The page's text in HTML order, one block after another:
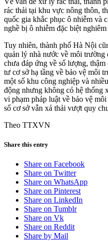
rác thải tại khu vực nông thôn,
quốc gia khắc phục ô nhiễm và
nghề bị ô nhiễm đặc biệt
Tuy nhiên, thành phố Hà Nội
quản lý nhà nước về môi trường
chưa đáp ứng về số lượng,
tư cơ sở hạ tầng về bảo vệ môi
một số khu công nghiệp và
động nhưng không có hệ thống
vi phạm pháp luật về bảo vệ
số cơ sở vẫn xả thải vượt quy
Theo TTXVN
Share this entry
Share on Facebook
Share on Twitter
Share on WhatsApp
Share on Pinterest
Share on LinkedIn
Share on Tumblr
Share on Vk
Share on Reddit
Share by Mail